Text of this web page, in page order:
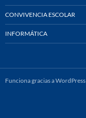
CONVIVENCIA ESCOLAR
INFORMÁTICA
Funciona gracias a WordPress